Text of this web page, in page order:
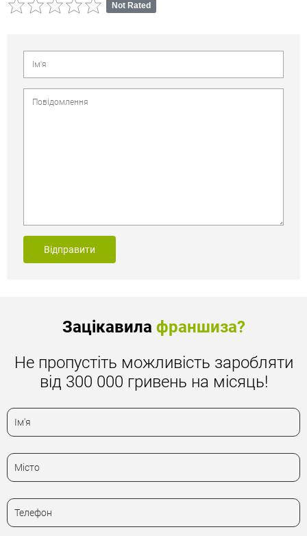
Not Rated
Відправити
Зацікавила франшиза?
Не пропустіть можливість заробляти
від 300 000 гривень на місяць!